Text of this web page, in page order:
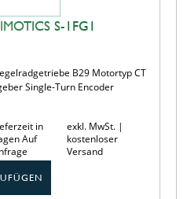
S-1FG1
B29 Motortyp CT
Single-Turn Encoder
in
Auf
exkl. MwSt. |
kostenloser
Versand